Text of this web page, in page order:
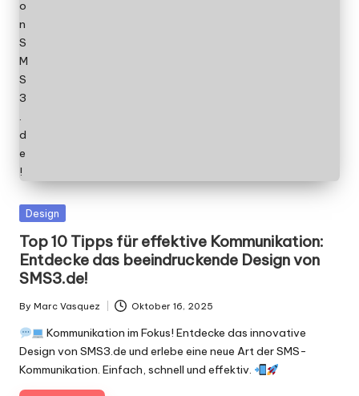
Posted
Design
Top 10 Tipps für effektive Kommunikation:
Entdecke das beeindruckende Design von
SMS3.de!
Posted
by
By Marc Vasquez Oktober 16, 2025
Kommunikation im Fokus! Entdecke das innovative
Design von SMS3.de und erlebe eine neue Art der SMS-
Kommunikation. Einfach, schnell und effektiv.